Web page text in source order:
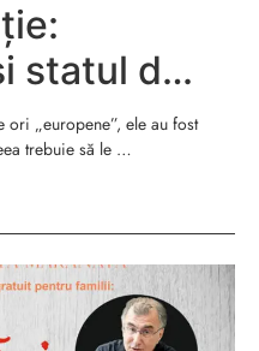
statul de
creștine –
„europene”, ele au fost
trebuie să le …